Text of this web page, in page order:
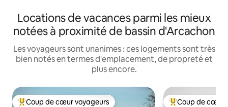
Locations de vacances parmi les mieux
notées à proximité de bassin d'Arcachon
Les voyageurs sont unanimes : ces logements sont très
bien notés en termes d'emplacement, de propreté et
plus encore.
Coup de cœur voyageurs Coup de cœur